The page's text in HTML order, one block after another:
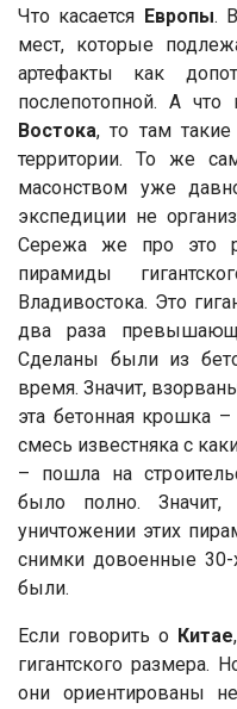
Что касается Европы.
мест, которые
артефакты как
послепотопной. А что
Востока, то там
территории. То же
масонством уже
экспедиции не
Сережа же про это
пирамиды
Владивостока. Это
два раза
Сделаны были из
время. Значит,
эта бетонная крошка
смесь известняка с
– пошла на
было полно.
уничтожении этих
снимки довоенные 30-
были.
Если говорить о Китае
гигантского размера.
они ориентированы